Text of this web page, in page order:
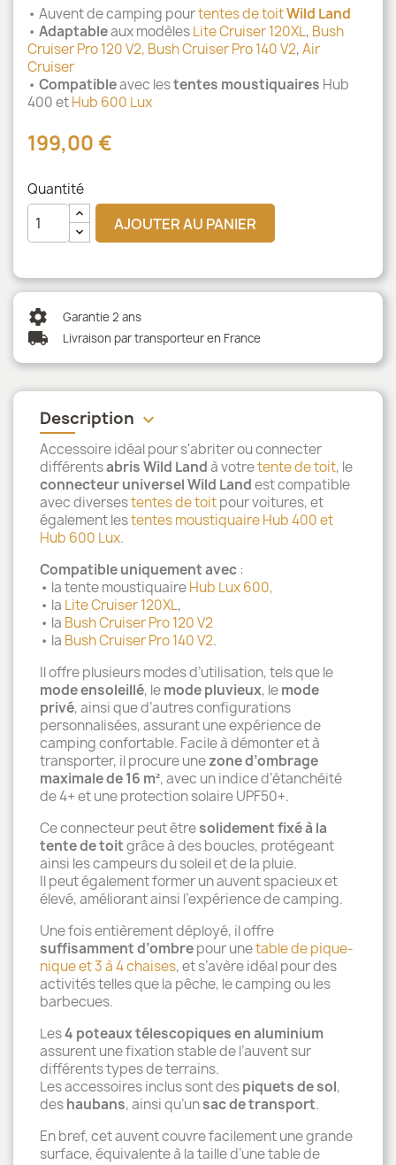
• Auvent de camping pourtentes de toitWild Land
• Adaptableaux modèlesLite Cruiser 120XL, Bush
Cruiser Pro 120 V2, Bush Cruiser Pro 140 V2,Air
Cruiser
• Compatibleavec lestentes moustiquaires Hub
400 etHub 600 Lux
199,00 €
Quantité
AJOUTER AU PANIER
settings Garantie 2 ans
local_shipping Livraison par transporteur en France
Description keyboard_arrow_down
Accessoire idéal pour s'abriter ou connecter
différentsabris Wild Landà votretente de toit, le
connecteur universel Wild Landest compatible
avec diversestentes de toitpour voitures, et
également lestentes moustiquaire Hub 400 et
Hub 600 Lux.
Compatible uniquement avec:
• la tente moustiquaireHub Lux 600,
• la Lite Cruiser 120XL,
• la Bush Cruiser Pro 120 V2
• la Bush Cruiser Pro 140 V2.
Il offre plusieurs modes d’utilisation, tels que le
mode ensoleillé, lemode pluvieux, lemode
privé, ainsi que d’autres configurations
personnalisées, assurant une expérience de
camping confortable. Facile à démonter et à
transporter, il procure unezone d’ombrage
maximale de 16 m², avec un indice d’étanchéité
de 4+ et une protection solaire UPF50+.
Ce connecteur peut êtresolidement fixé à la
tente de toitgrâce à des boucles, protégeant
ainsi les campeurs du soleil et de la pluie.
Il peut également former un auvent spacieux et
élevé, améliorant ainsi l’expérience de camping.
Une fois entièrement déployé, il offre
suffisamment d’ombrepour unetable de pique-
nique et 3 à 4 chaises, et s’avère idéal pour des
activités telles que la pêche, le camping ou les
barbecues.
Les4 poteaux télescopiques en aluminium
assurent une fixation stable de l’auvent sur
différents types de terrains.
Les accessoires inclus sont despiquets de sol,
deshaubans, ainsi qu’unsac de transport.
En bref, cet auvent couvre facilement une grande
surface, équivalente à la taille d’une table de